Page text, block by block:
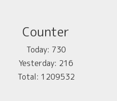
Counter
Today: 730
Yesterday: 216
Total: 1209532